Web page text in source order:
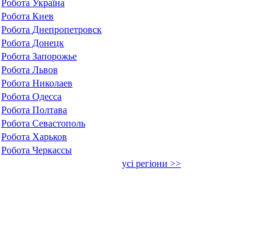
Робота Україна
Робота Киев
Робота Днепропетровск
Робота Донецк
Робота Запорожье
Робота Львов
Робота Николаев
Робота Одесса
Робота Полтава
Робота Севастополь
Робота Харьков
Робота Черкассы
усі регіони >>